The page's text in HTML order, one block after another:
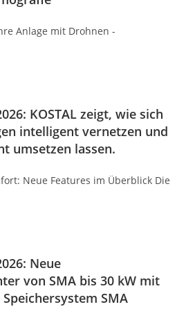
Anlage mit Drohnen -
KOSTAL zeigt, wie sich
intelligent vernetzen und
umsetzen lassen.
Neue Features im Überblick Die
Neue
von SMA bis 30 kW mit
SMA